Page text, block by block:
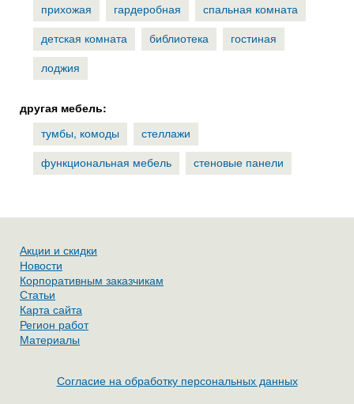
прихожая
гардеробная
спальная комната
детская комната
библиотека
гостиная
лоджия
другая мебель:
тумбы, комоды
стеллажи
функциональная мебель
стеновые панели
Акции и скидки
Новости
Корпоративным заказчикам
Статьи
Карта сайта
Регион работ
Материалы
Согласие на обработку персональных данных